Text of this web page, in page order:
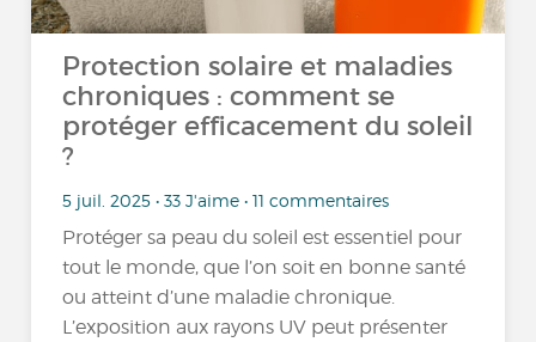
Protection solaire et maladies
chroniques : comment se
protéger efficacement du soleil
?
5 juil. 2025 • 33 J'aime • 11 commentaires
Protéger sa peau du soleil est essentiel pour
tout le monde, que l’on soit en bonne santé
ou atteint d’une maladie chronique.
L’exposition aux rayons UV peut présenter